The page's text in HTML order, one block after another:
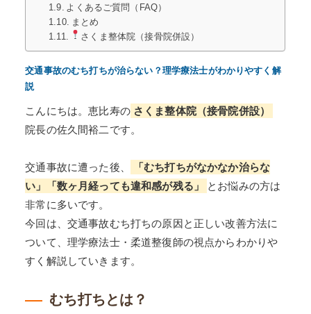
よくあるご質問（FAQ）
まとめ
さくま整体院（接骨院併設）
交通事故のむち打ちが治らない？理学療法士がわかりやすく解
説
こんにちは。恵比寿の さくま整体院（接骨院併設）
院長の佐久間裕二です。
交通事故に遭った後、
「むち打ちがなかなか治らな
い」「数ヶ月経っても違和感が残る」
とお悩みの方は
非常に多いです。
今回は、交通事故むち打ちの原因と正しい改善方法に
ついて、理学療法士・柔道整復師の視点からわかりや
すく解説していきます。
むち打ちとは？